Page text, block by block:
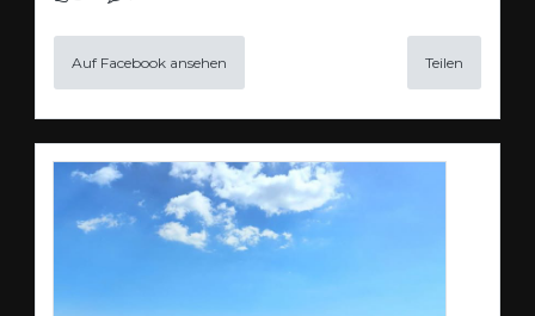
Auf Facebook ansehen Teilen